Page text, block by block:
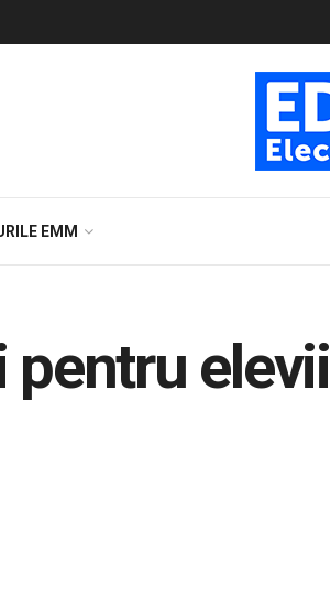
EMM
pentru elevii